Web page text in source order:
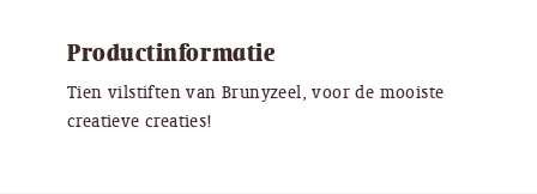
Productinformatie
Tien vilstiften van Brunyzeel, voor de mooiste
creatieve creaties!